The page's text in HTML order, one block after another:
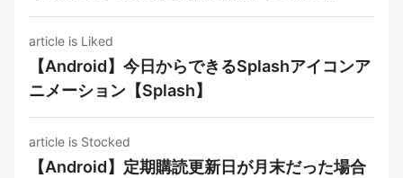
article is Liked
【Android】今日からできるSplashアイコンア
ニメーション【Splash】
article is Stocked
【Android】定期購読更新日が月末だった場合